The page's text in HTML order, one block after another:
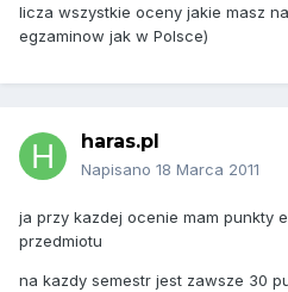
licza wszystkie oceny jakie masz
egzaminow jak w Polsce)
haras.pl
Napisano 18 Marca 2011
ja przy kazdej ocenie mam punkty
przedmiotu
na kazdy semestr jest zawsze 30